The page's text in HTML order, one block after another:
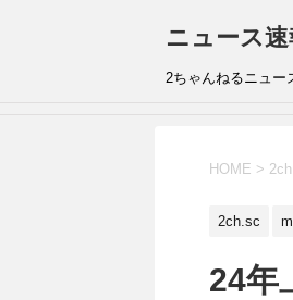
ニュース
2ちゃんねるニュー
HOME >
2ch.sc
24年